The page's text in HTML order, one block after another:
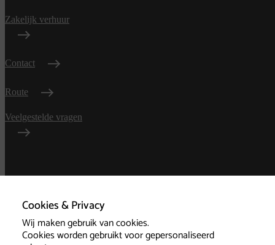
Cookies & Privacy
Wij maken gebruik van cookies.
Cookies worden gebruikt voor gepersonaliseerd
Zakelijk verhuur
Contact
Route
Veelgestelde vragen
voorwaarden
Privacy